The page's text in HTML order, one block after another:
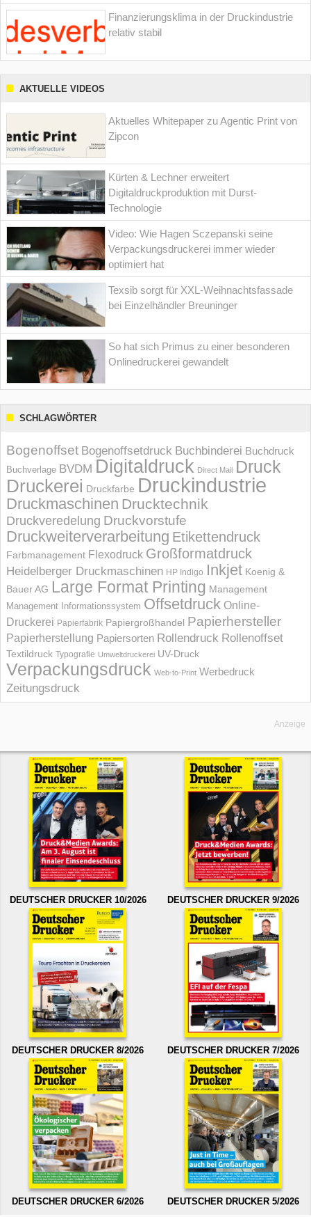
Finanzierungsklima in der Druckindustrie
relativ stabil
AKTUELLE VIDEOS
Aktuelles Whitepaper zu Agentic Print von
Zipcon
Kürten & Lechner erweitert
Digitaldruckproduktion mit Durst-
Technologie
Video: Wie Hagen Sczepanski seine
Verpackungsdruckerei immer wieder
optimiert hat
Texsib sorgt für XXL-Weihnachtsfassade
bei Einzelhändler Breuninger
So hat sich Primus zu einer besonderen
Onlinedruckerei gewandelt
SCHLAGWÖRTER
Bogenoffset Bogenoffsetdruck Buchbinderei Buchdruck
Buchverlage BVDM Digitaldruck Direct Mail Druck
Druckerei Druckfarbe Druckindustrie
Druckmaschinen Drucktechnik
Druckveredelung Druckvorstufe
Druckweiterverarbeitung Etikettendruck
Farbmanagement Flexodruck Großformatdruck
Heidelberger Druckmaschinen HP Indigo Inkjet Koenig &
Bauer AG Large Format Printing Management
Management Informations­system Offsetdruck Online-
Druckerei Papierfabrik Papiergroßhandel Papierhersteller
Papierherstellung Papiersorten Rollendruck Rollenoffset
Textildruck Typografie Umweltdruckerei UV-Druck
Verpackungsdruck Web-to-Print Werbedruck
Zeitungsdruck
Anzeige
DEUTSCHER DRUCKER 10/2026 DEUTSCHER DRUCKER 9/2026
DEUTSCHER DRUCKER 8/2026 DEUTSCHER DRUCKER 7/2026
DEUTSCHER DRUCKER 6/2026 DEUTSCHER DRUCKER 5/2026